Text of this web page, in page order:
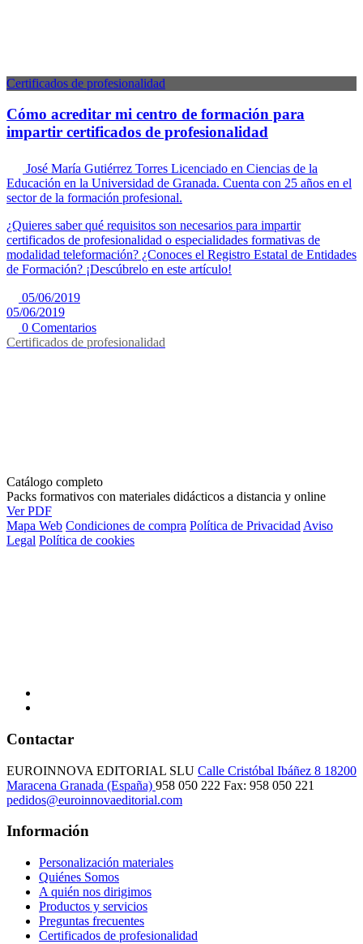
Certificados de profesionalidad
Cómo acreditar mi centro de formación para
impartir certificados de profesionalidad
José María Gutiérrez Torres Licenciado en Ciencias de la
Educación en la Universidad de Granada. Cuenta con 25 años en el
sector de la formación profesional.
¿Quieres saber qué requisitos son necesarios para impartir
certificados de profesionalidad o especialidades formativas de
modalidad teleformación? ¿Conoces el Registro Estatal de Entidades
de Formación? ¡Descúbrelo en este artículo!
05/06/2019
05/06/2019
0 Comentarios
Certificados de profesionalidad
Catálogo completo
Packs formativos con materiales didácticos a distancia y online
Ver PDF
Mapa Web Condiciones de compra Política de Privacidad Aviso
Legal Política de cookies
Contactar
EUROINNOVA EDITORIAL SLU Calle Cristóbal Ibáñez 8 18200
Maracena Granada (España) 958 050 222 Fax: 958 050 221
pedidos@euroinnovaeditorial.com
Información
Personalización materiales
Quiénes Somos
A quién nos dirigimos
Productos y servicios
Preguntas frecuentes
Certificados de profesionalidad